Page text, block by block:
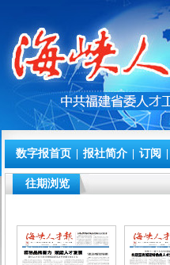
数字报首页 报社简介 订阅
往期浏览